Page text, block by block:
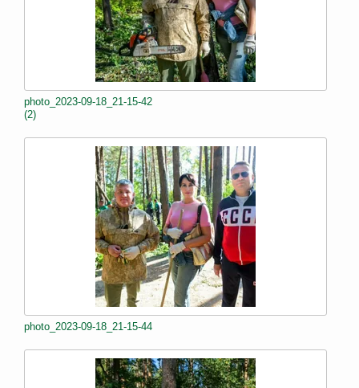
photo_2023-09-18_21-15-42
(2)
photo_2023-09-18_21-15-44